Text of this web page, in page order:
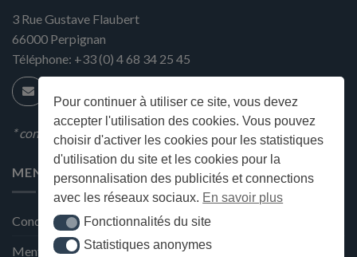
Pour continuer à utiliser ce site, vous devez
accepter l'utilisation des cookies. Vous pouvez
choisir d'activer les cookies pour les statistiques
d'utilisation du site et les cookies pour la
personnalisation des publicités et connections
avec les réseaux sociaux. En savoir plus
Fonctionnalités du site
Fonctionnalités du site
Statistiques anonymes
Statistiques anonymes
3 Rue Gustave Flaubert
66000 Perpignan
Téléphone: +33 (0) 4 68 34 25 45
* condition en magasin
MENU
Conditions générales de ventes
Mentions Légales et Politique de confidentialité